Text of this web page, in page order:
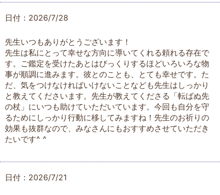
日付：2026/7/28
先生いつもありがとうございます！
先生は私にとって幸せな方向に導いてくれる頼れる存在で
す。ご鑑定を受けたあとはびっくりするほどいろいろな物
事が順調に進みます。彼とのことも、とても幸せです。た
だ、気をつけなければいけないことなども先生はしっかり
と教えてくださいます。先生が教えてくださる「転ばぬ先
の杖」にいつも助けていただいています。今回も自分を守
るためにしっかり行動に移してみますね！先生のお祈りの
効果も抜群なので、みなさんにもおすすめさせていただき
たいです^ ^
日付：2026/7/21